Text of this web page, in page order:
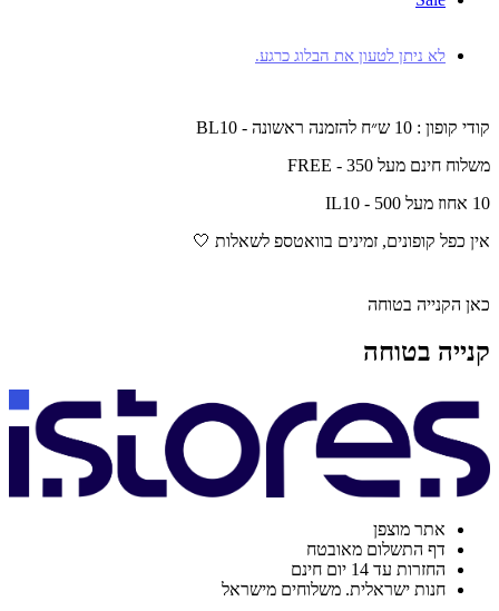
לא ניתן לטעון את הבלוג כרגע.
קודי קופון : 10 ש״ח להזמנה ראשונה - BL10
משלוח חינם מעל 350 - FREE
10 אחוז מעל 500 - IL10
אין כפל קופונים, זמינים בוואטספ לשאלות 🤍
כאן הקנייה בטוחה
קנייה בטוחה
אתר מוצפן
דף התשלום מאובטח
החזרות עד 14 יום חינם
חנות ישראלית. משלוחים מישראל